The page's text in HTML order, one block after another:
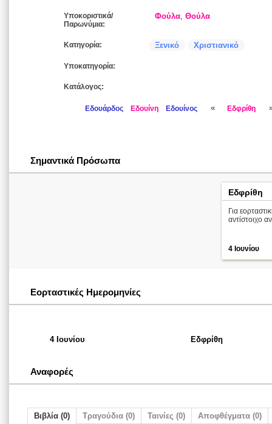
Υποκοριστικά/
Παρωνύμια:
Φούλα, Θούλα
Κατηγορία: Ξενικό Χριστιανικό
Υποκατηγορία:
Κατάλογος:
Εδουάρδος Εδουίνη Εδουίνος « Εδφρίθη
Σημαντικά Πρόσωπα
Εδφρίθη
Για
αντίστοιχο
4 Ιουνίου
Εορταστικές Ημερομηνίες
4 Ιουνίου Εδφρίθη
Αναφορές
Βιβλία (0) Τραγούδια (0) Ταινίες (0) Αποφθέγματα (0)